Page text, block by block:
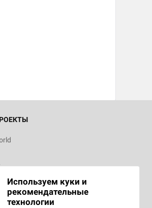
Используем куки и
рекомендательные
технологии